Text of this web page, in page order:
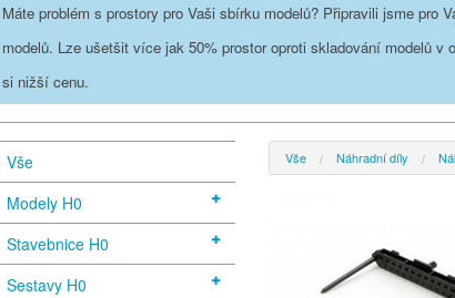
Máte problém s prostory pro Vaši sbírku modelů? Připravili jsme pro
modelů. Lze ušetšit více jak 50% prostor oproti skladování modelů
si nižší cenu.
Vše
Modely H0
Stavebnice H0
Sestavy H0
Vše Náhradní díly